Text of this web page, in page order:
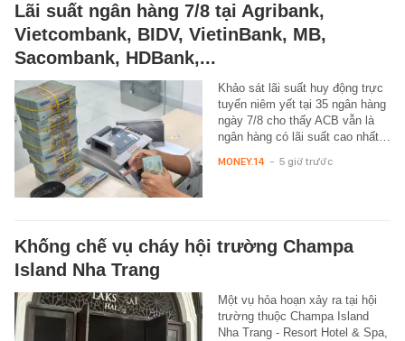
Lãi suất ngân hàng 7/8 tại Agribank,
Vietcombank, BIDV, VietinBank, MB,
Sacombank, HDBank,...
Khảo sát lãi suất huy động trực
tuyến niêm yết tại 35 ngân hàng
ngày 7/8 cho thấy ACB vẫn là
ngân hàng có lãi suất cao nhất…
MONEY.14 - 5 giờ trước
Khống chế vụ cháy hội trường Champa
Island Nha Trang
Một vụ hỏa hoạn xảy ra tại hội
trường thuộc Champa Island
Nha Trang - Resort Hotel & Spa,